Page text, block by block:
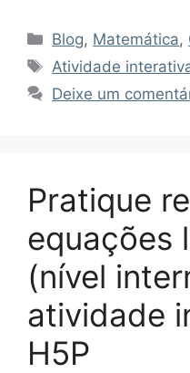
Categorias
Blog, Matemática,
Tags
Atividade
Deixe um
Pratique
equações
(nível
atividade
H5P